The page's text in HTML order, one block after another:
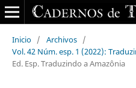
Inicio / Archivos /
Vol. 42 Núm. esp. 1 (2022):
Ed. Esp. Traduzindo a Amazônia